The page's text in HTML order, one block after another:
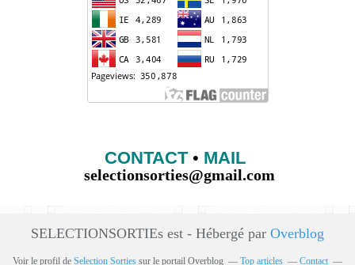
CONTACT• MAIL
selectionsorties@gmail.com
SELECTIONSORTIEs est - Hébergé par Overblog
Voir le profil de Selection Sorties sur le portail Overblog Top articles Contact